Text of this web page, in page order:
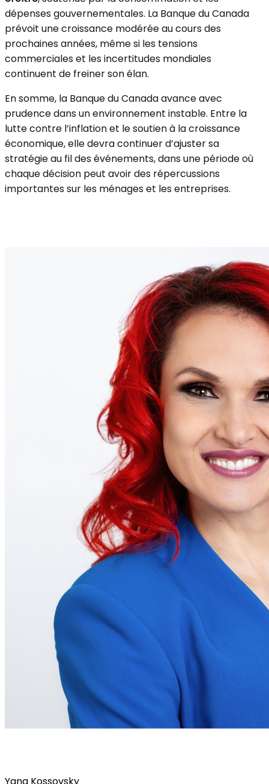
dépenses gouvernementales. La Banque du Canada
prévoit une croissance modérée au cours des
prochaines années, même si les tensions
commerciales et les incertitudes mondiales
continuent de freiner son élan.
En somme, la Banque du Canada avance avec
prudence dans un environnement instable. Entre la
lutte contre l’inflation et le soutien à la croissance
économique, elle devra continuer d’ajuster sa
stratégie au fil des événements, dans une période où
chaque décision peut avoir des répercussions
importantes sur les ménages et les entreprises.